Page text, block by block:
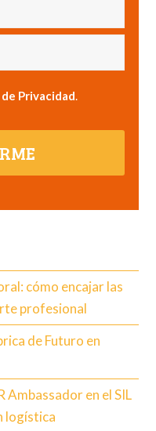
Privacidad.
cómo encajar las
profesional
de Futuro en
Ambassador en el SIL
logística